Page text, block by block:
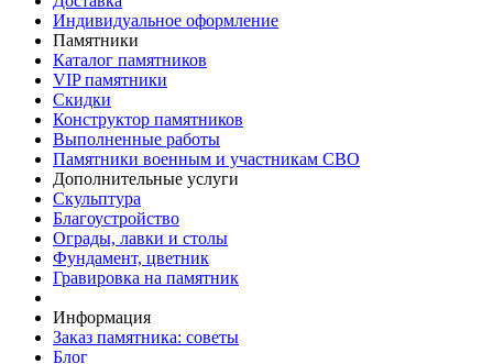
Индивидуальное оформление
Памятники
Каталог памятников
VIP памятники
Скидки
Конструктор памятников
Выполненные работы
Памятники военным и участникам СВО
Дополнительные услуги
Скульптура
Благоустройство
Ограды, лавки и столы
Фундамент, цветник
Гравировка на памятник
Информация
Заказ памятника: советы
Блог